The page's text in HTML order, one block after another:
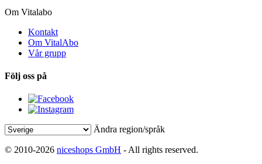
Om Vitalabo
Kontakt
Om VitalAbo
Vår grupp
Följ oss på
Ändra region/språk
© 2010-2026 niceshops GmbH - All rights reserved.